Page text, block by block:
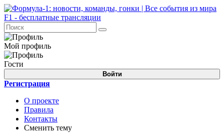
Мой профиль
Гости
Войти
Регистрация
О проекте
Правила
Контакты
Сменить тему